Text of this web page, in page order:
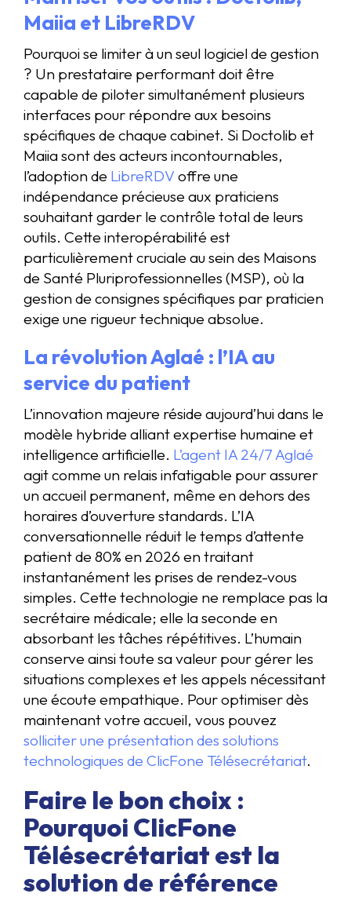
Maiia et LibreRDV
Pourquoi se limiter à un seul logiciel de gestion
? Un prestataire performant doit être
capable de piloter simultanément plusieurs
interfaces pour répondre aux besoins
spécifiques de chaque cabinet. Si Doctolib et
Maiia sont des acteurs incontournables,
l’adoption de LibreRDV offre une
indépendance précieuse aux praticiens
souhaitant garder le contrôle total de leurs
outils. Cette interopérabilité est
particulièrement cruciale au sein des Maisons
de Santé Pluriprofessionnelles (MSP), où la
gestion de consignes spécifiques par praticien
exige une rigueur technique absolue.
La révolution Aglaé : l’IA au
service du patient
L’innovation majeure réside aujourd’hui dans le
modèle hybride alliant expertise humaine et
intelligence artificielle. L’agent IA 24/7 Aglaé
agit comme un relais infatigable pour assurer
un accueil permanent, même en dehors des
horaires d’ouverture standards. L’IA
conversationnelle réduit le temps d’attente
patient de 80% en 2026 en traitant
instantanément les prises de rendez-vous
simples. Cette technologie ne remplace pas la
secrétaire médicale; elle la seconde en
absorbant les tâches répétitives. L’humain
conserve ainsi toute sa valeur pour gérer les
situations complexes et les appels nécessitant
une écoute empathique. Pour optimiser dès
maintenant votre accueil, vous pouvez
solliciter une présentation des solutions
technologiques de ClicFone Télésecrétariat.
Faire le bon choix :
Pourquoi ClicFone
Télésecrétariat est la
solution de référence